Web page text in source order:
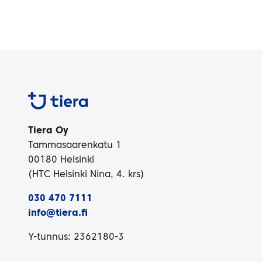
Tiera
Tiera Oy
Tammasaarenkatu 1
00180 Helsinki
(HTC Helsinki Nina, 4. krs)
030 470 7111
info@tiera.fi
Y-tunnus: 2362180-3